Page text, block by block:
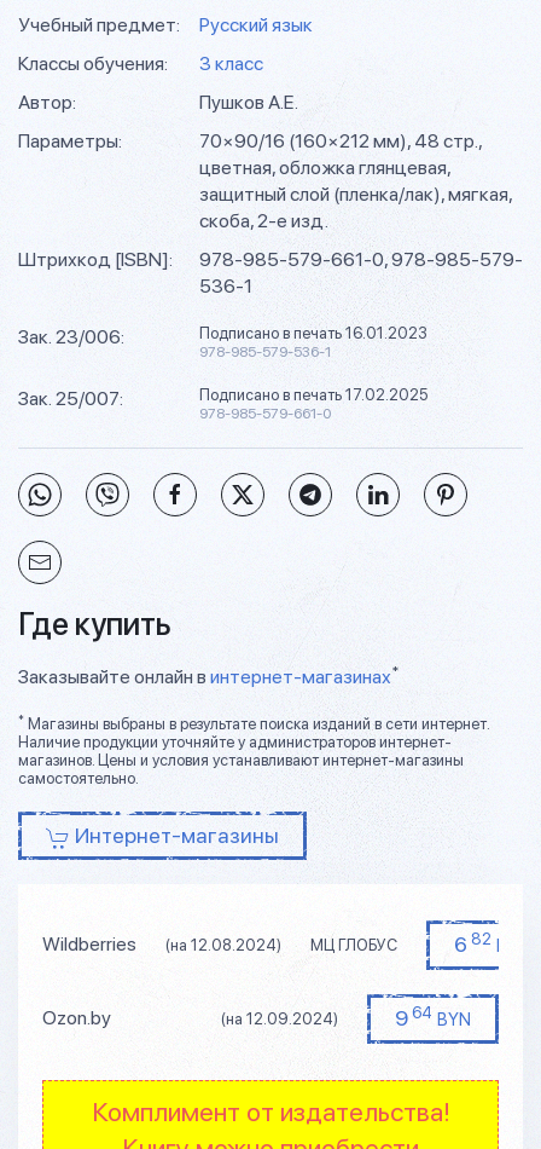
Учебный предмет:
Русский язык
Классы обучения:
3 класс
Автор:
Пушков А.Е.
Параметры:
70×90/16 (160×212 мм), 48 стр.,
цветная, обложка глянцевая,
защитный слой (пленка/лак), мягкая,
скоба, 2-е изд.
Штрихкод [ISBN]:
978-985-579-661-0, 978-985-579-
536-1
Зак. 23/006: Подписано в печать 16.01.2023
978-985-579-536-1
Зак. 25/007: Подписано в печать 17.02.2025
978-985-579-661-0
Где купить
Заказывайте онлайн в интернет-магазинах*
* Магазины выбраны в результате поиска изданий в сети интернет.
Наличие продукции уточняйте у администраторов интернет-
магазинов. Цены и условия устанавливают интернет-магазины
самостоятельно.
Интернет-магазины
Wildberries (на 12.08.2024) МЦ ГЛОБУС 6 82
Ozon.by (на 12.09.2024) 964 BYN
Комплимент от издательства!